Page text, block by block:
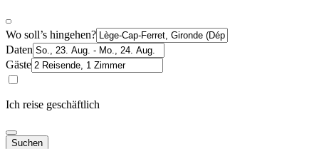
Wo soll’s hingehen?
Daten
Gäste
Ich reise geschäftlich
Suchen